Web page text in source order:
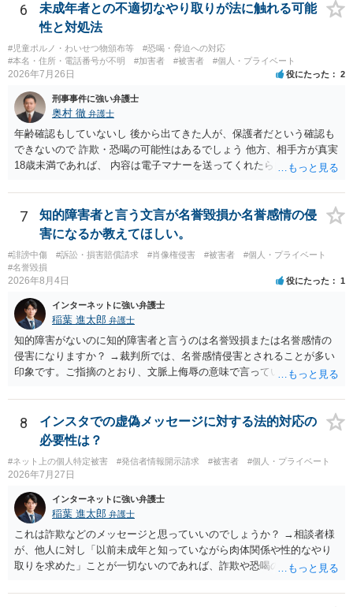
6
未成年者との不適切なやり取りが法に触れる可能
性と対処法
#児童ポルノ・わいせつ物頒布等
#恐喝・脅迫への対応
#本名・住所・電話番号が不明
#加害者 #被害者 #個人・プライベート
2026年7月26日 役にたった 2
刑事事件に強い弁護士
奥村 徹 弁護士
年齢確認もしていないし 後から出てきた人が、保護者だという確認も
できないので 詐欺・恐喝の可能性はあるでしょう 他方、相手方が真実
18歳未満であれば、 内容は電子マナーを送ってくれたら自慰行為など
画の尺は10分ほど、服を着たままで胸を触って欲しい、などの要望を
して、要求された金額(1000円程度)の電子マネーを送信してしまいま
した。 そこから、撮影するまで暇なので顔の雰囲気の写真を交換して
欲しい、住んでいる都道府県と区を教えてと言われたので教えたりと
言ったやり取りをしていました。 というやりとりは、青少年条例違反
（わいせつ行為）の疑いがあります。18歳未満と知らなくても処罰可
7
知的障害者と言う文言が名誉毀損か名誉感情の侵
害になるか教えてほしい。
#誹謗中傷 #訴訟・損害賠償請求 #肖像権侵害 #被害者
#個人・プライベート
#名誉毀損
2026年8月4日 役にたった 1
インターネットに強い弁護士
稲葉 進太郎 弁護士
知的障害がないのに知的障害者と言うのは名誉毀損または名誉感情の
侵害になりますか？ →裁判所では、名誉感情侵害とされることが多い
印象です。ご指摘のとおり、文脈上侮辱の意味で言っている点も加味
8
インスタでの虚偽メッセージに対する法的対応の
必要性は？
#ネット上の個人特定被害 #発信者情報開示請求 #被害者 #個人・プライベート
2026年7月27日
インターネットに強い弁護士
稲葉 進太郎 弁護士
これは詐欺などのメッセージと思っていいのでしょうか？ →相談者様
が、他人に対し「以前未成年と知っていながら肉体関係や性的なやり
取りを求めた」ことが一切ないのであれば、詐欺や恐喝の可能性が高